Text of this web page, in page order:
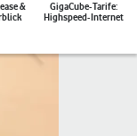
&
GigaCube-Tarife:
Highspeed-Internet